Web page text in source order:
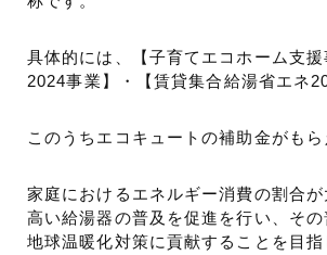
具体的には、【子育てエコホーム支
2024事業】・【賃貸集合給湯省エネ
このうちエコキュートの補助金がも
家庭におけるエネルギー消費の割合
高い給湯器の普及を促進を行い、そ
地球温暖化対策に貢献することを目指